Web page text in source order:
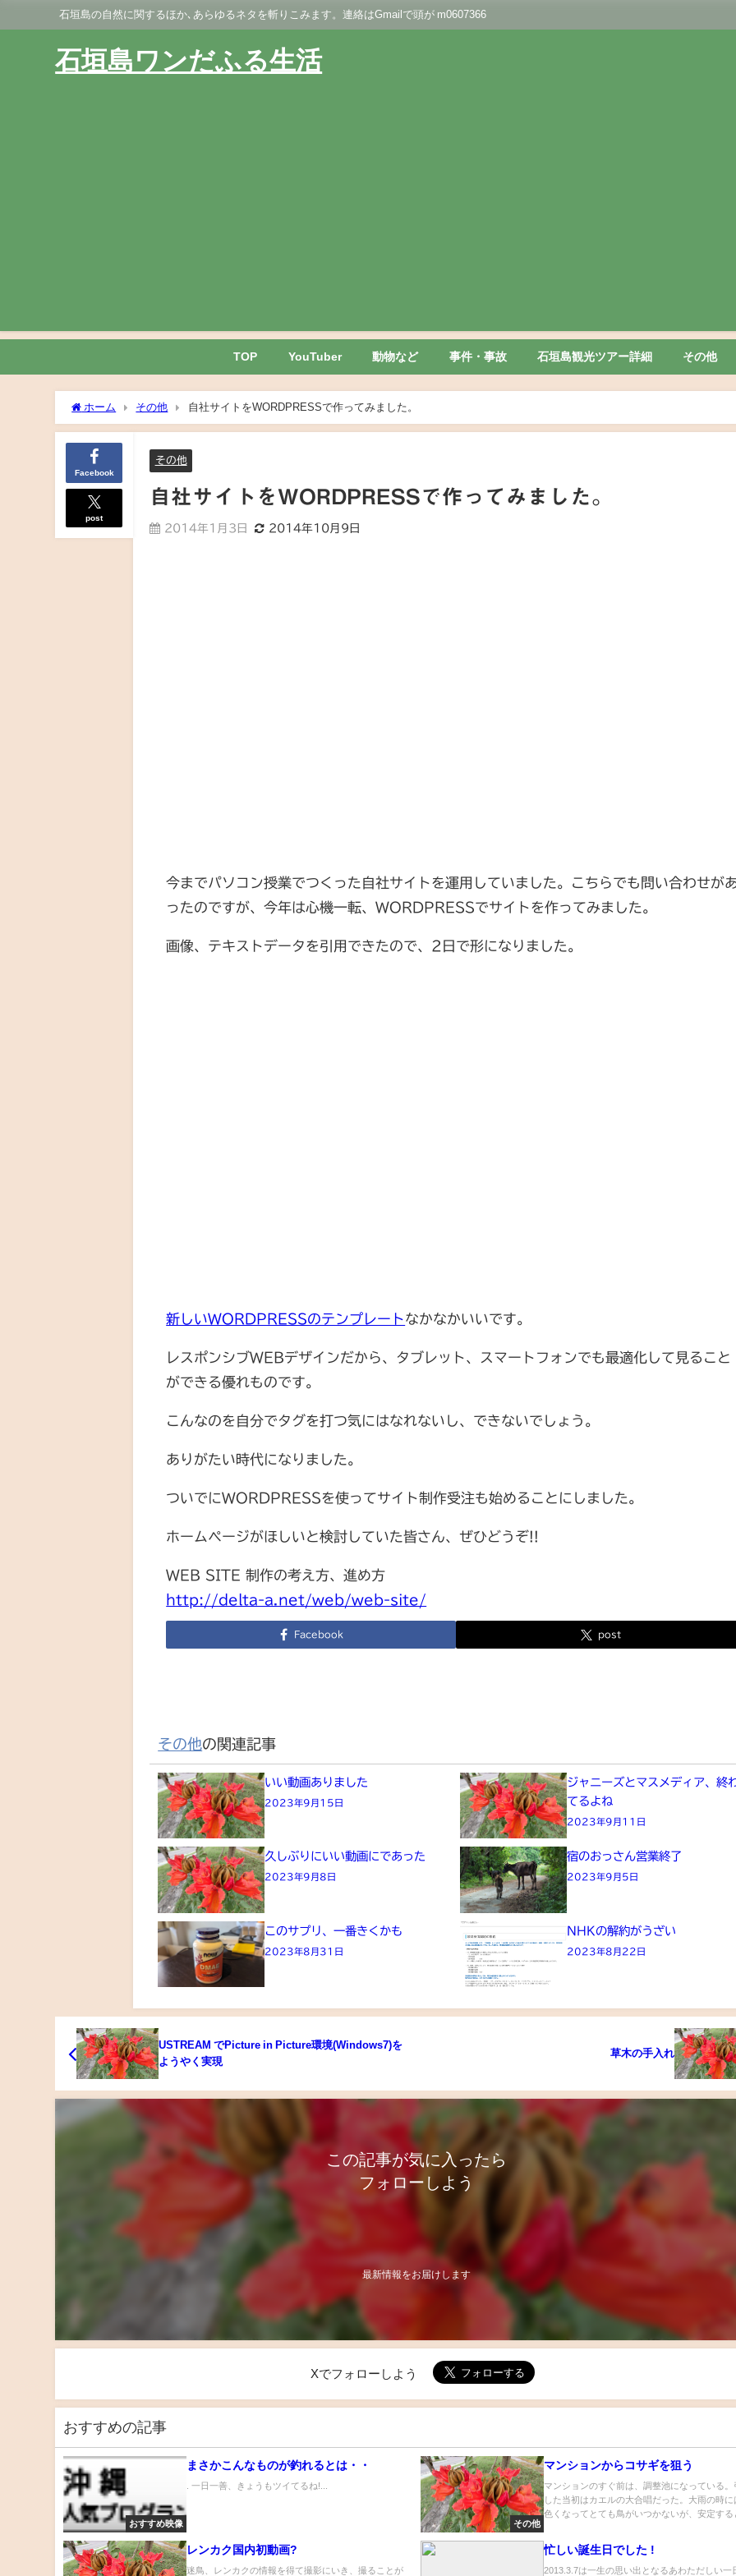
石垣島の自然に関するほか､あらゆるネタを斬りこみます。連絡はGmailで頭が m0607366
石垣島ワンだふる生活
TOP YouTuber 動物など 事件・事故 石垣島観光ツアー詳細 その他
ホーム その他 自社サイトをWORDPRESSで作ってみました。
Facebook
post
その他
自社サイトをWORDPRESSで作ってみました。
2014年1月3日 2014年10月9日
今までパソコン授業でつくった自社サイトを運用していました。こちらでも問い合わせが
ったのですが、今年は心機一転、WORDPRESSでサイトを作ってみました。
画像、テキストデータを引用できたので、2日で形になりました。
新しいWORDPRESSのテンプレートなかなかいいです。
レスポンシブWEBデザインだから、タブレット、スマートフォンでも最適化して見ること
ができる優れものです。
こんなのを自分でタグを打つ気にはなれないし、できないでしょう。
ありがたい時代になりました。
ついでにWORDPRESSを使ってサイト制作受注も始めることにしました。
ホームページがほしいと検討していた皆さん、ぜひどうぞ!!
WEB SITE 制作の考え方、進め方
http://delta-a.net/web/web-site/
Facebook post
その他の関連記事
いい動画ありました
2023年9月15日
ジャニーズとマスメディア、終
てるよね
2023年9月11日
久しぶりにいい動画にであった
2023年9月8日
宿のおっさん営業終了
2023年9月5日
このサプリ、一番きくかも
2023年8月31日
NHKの解約がうざい
2023年8月22日
USTREAM でPicture in Picture環境(Windows7)を
ようやく実現
草木の手入れ
この記事が気に入ったら
フォローしよう
最新情報をお届けします
Xでフォローしよう
おすすめの記事
おすすめ映像
まさかこんなものが釣れるとは・・
. 一日一善、きょうもツイてるね!...
その他
マンションからコサギを狙う
マンションのすぐ前は、調整池になっている。
した当初はカエルの大合唱だった。大雨の時に
色くなってとても鳥がいつかないが、安定する
レンカク国内初動画?
迷鳥、レンカクの情報を得て撮影にいき、撮ることが
忙しい誕生日でした !
2013.3.7は一生の思い出となるあわただしい一